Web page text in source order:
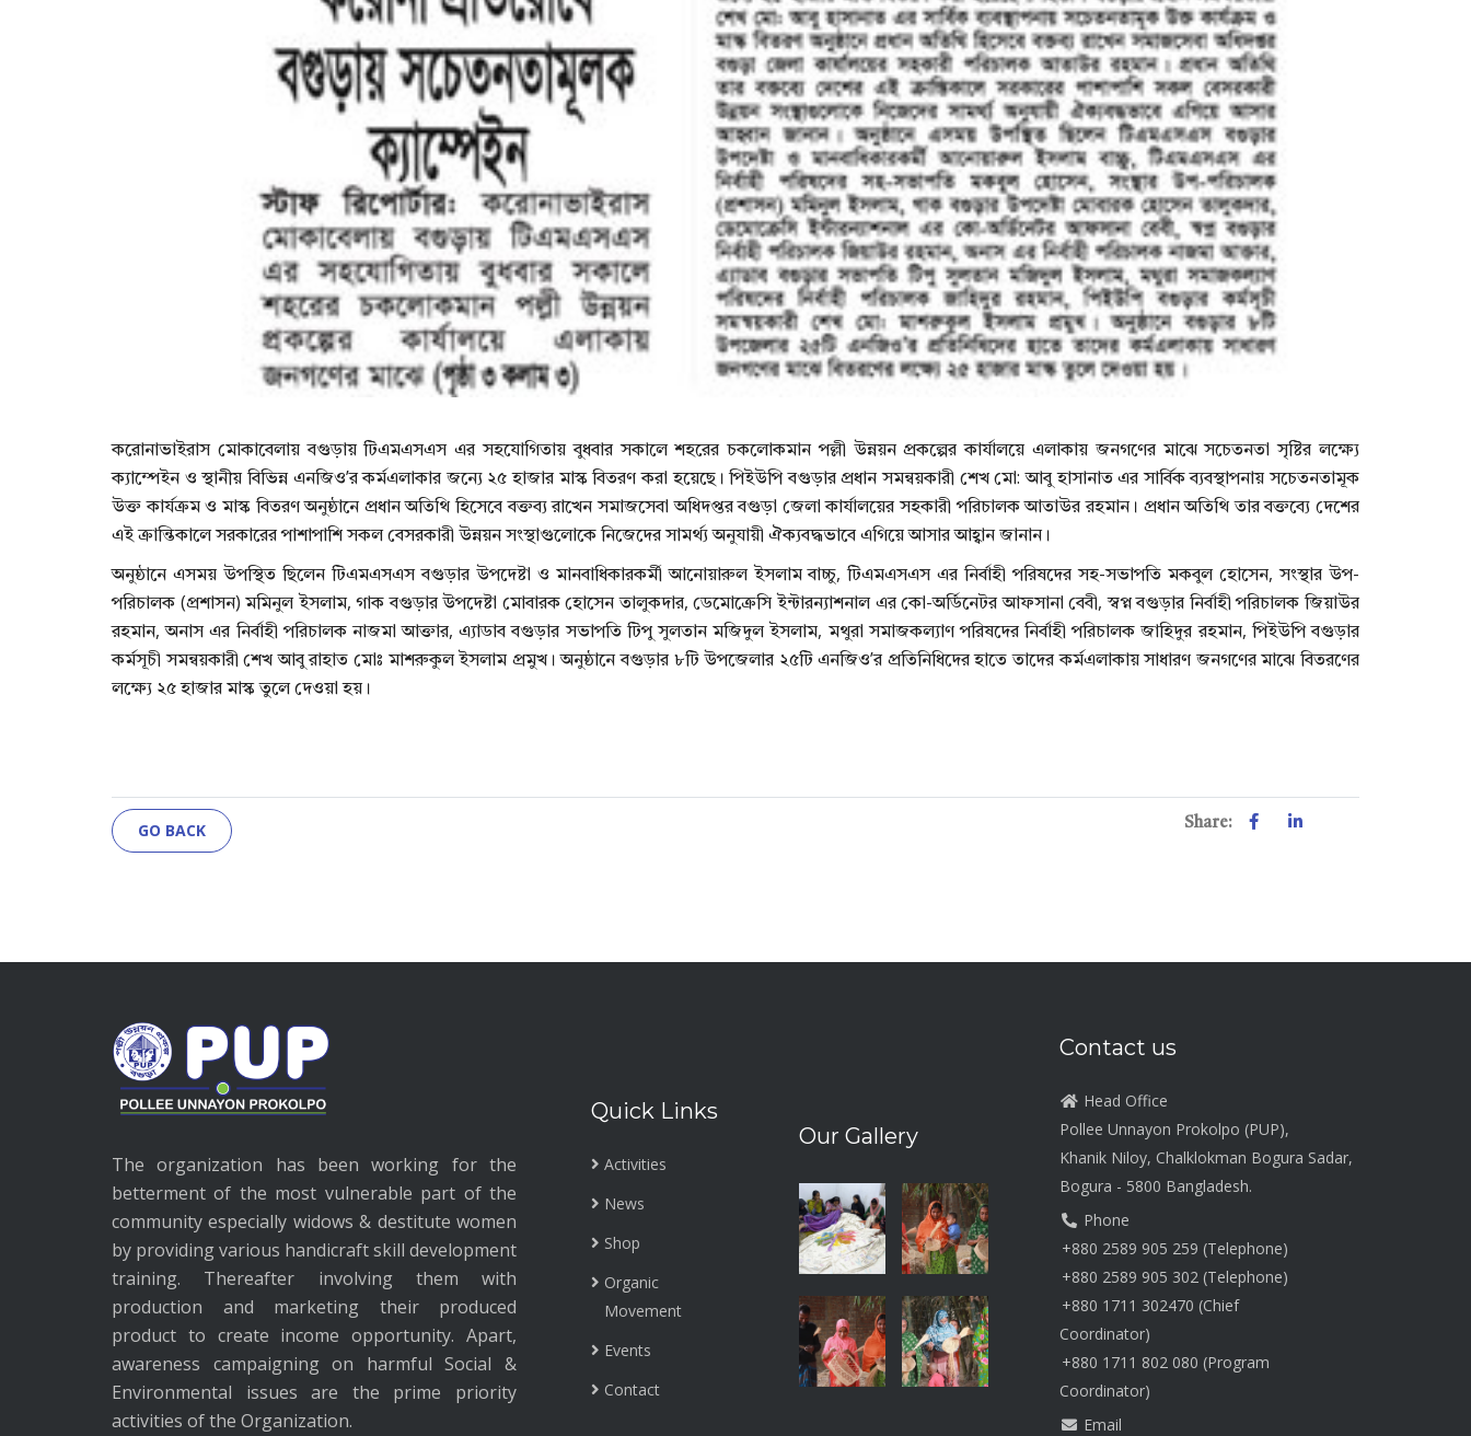
করোনাভাইরাস মোকাবেলায় বগুড়ায় টিএমএসএস এর সহযোগিতায় বুধবার সকালে শহরের চকলোকমান পল্লী উন্নয়ন প্রকল্পের কার্যালয়ে এলাকায় জনগণের মাঝে সচেতনতা সৃষ্টির লক্ষ্যে
ক্যাম্পেইন ও স্থানীয় বিভিন্ন এনজিও’র কর্মএলাকার জন্যে ২৫ হাজার মাস্ক বিতরণ করা হয়েছে। পিইউপি বগুড়ার প্রধান সমন্বয়কারী শেখ মো: আবু হাসানাত এর সার্বিক ব্যবস্থাপনায় সচেতনতামূক
উক্ত কার্যক্রম ও মাস্ক বিতরণ অনুষ্ঠানে প্রধান অতিথি হিসেবে বক্তব্য রাখেন সমাজসেবা অধিদপ্তর বগুড়া জেলা কার্যালয়ের সহকারী পরিচালক আতাউর রহমান। প্রধান অতিথি তার বক্তব্যে দেশের
এই ক্রান্তিকালে সরকারের পাশাপাশি সকল বেসরকারী উন্নয়ন সংস্থাগুলোকে নিজেদের সামর্থ্য অনুযায়ী ঐক্যবদ্ধভাবে এগিয়ে আসার আহ্বান জানান।
অনুষ্ঠানে এসময় উপস্থিত ছিলেন টিএমএসএস বগুড়ার উপদেষ্টা ও মানবাধিকারকর্মী আনোয়ারুল ইসলাম বাচ্চু, টিএমএসএস এর নির্বাহী পরিষদের সহ-সভাপতি মকবুল হোসেন, সংস্থার উপ-
পরিচালক (প্রশাসন) মমিনুল ইসলাম, গাক বগুড়ার উপদেষ্টা মোবারক হোসেন তালুকদার, ডেমোক্রেসি ইন্টারন্যাশনাল এর কো-অর্ডিনেটর আফসানা বেবী, স্বপ্ন বগুড়ার নির্বাহী পরিচালক জিয়াউর
রহমান, অনাস এর নির্বাহী পরিচালক নাজমা আক্তার, এ্যাডাব বগুড়ার সভাপতি টিপু সুলতান মজিদুল ইসলাম, মথুরা সমাজকল্যাণ পরিষদের নির্বাহী পরিচালক জাহিদুর রহমান, পিইউপি বগুড়ার
কর্মসূচী সমন্বয়কারী শেখ আবু রাহাত মোঃ মাশরুকুল ইসলাম প্রমুখ। অনুষ্ঠানে বগুড়ার ৮টি উপজেলার ২৫টি এনজিও’র প্রতিনিধিদের হাতে তাদের কর্মএলাকায় সাধারণ জনগণের মাঝে বিতরণের
লক্ষ্যে ২৫ হাজার মাস্ক তুলে দেওয়া হয়।
GO BACK Share:
The organization has been working for the
betterment of the most vulnerable part of the
community especially widows & destitute women
by providing various handicraft skill development
training. Thereafter involving them with
production and marketing their produced
product to create income opportunity. Apart,
awareness campaigning on harmful Social &
Environmental issues are the prime priority
activities of the Organization.
Quick Links
Activities
News
Shop
Organic
Movement
Events
Contact
Our Gallery
Contact us
Head Office
Pollee Unnayon Prokolpo (PUP),
Khanik Niloy, Chalklokman Bogura Sadar,
Bogura - 5800 Bangladesh.
Phone
+880 2589 905 259 (Telephone)
+880 2589 905 302 (Telephone)
+880 1711 302470 (Chief
Coordinator)
+880 1711 802 080 (Program
Coordinator)
Email